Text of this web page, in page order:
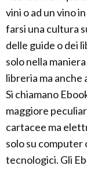
vini o ad un vino
farsi una cultura
delle guide o dei
solo nella
libreria ma anche
Si chiamano
maggiore
cartacee ma
solo su computer
tecnologici. Gli